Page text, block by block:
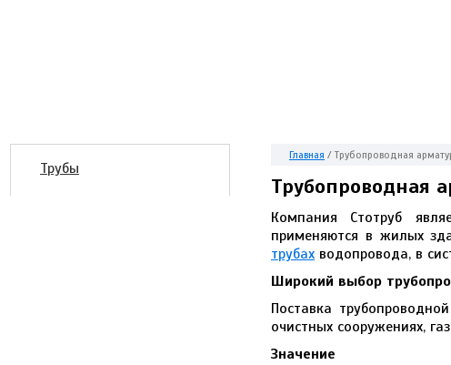
Трубы
Главная / Трубопроводная
Трубопроводная
Компания Стотруб
применяются в жилых
трубах водопровода, в
Широкий выбор
Поставка
очистных сооружениях,
Значение